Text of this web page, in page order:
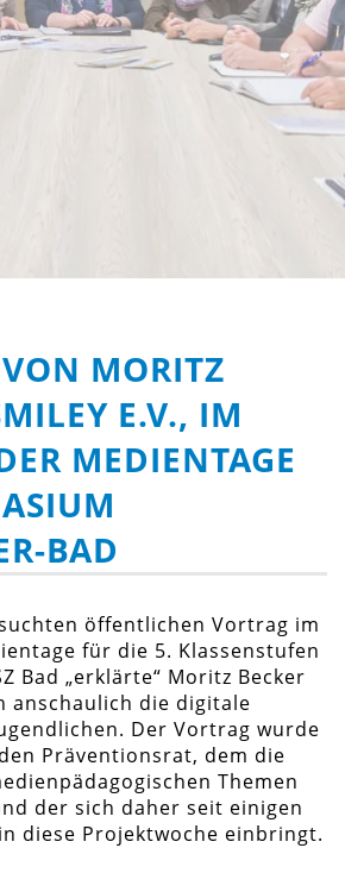
MORITZ
E.V., IM
MEDIENTAGE
BAD
öffentlichen Vortrag im
für die 5. Klassenstufen
Bad „erklärte“ Moritz Becker
anschaulich die digitale
Der Vortrag wurde
Präventionsrat, dem die
Themen
der sich daher seit einigen
diese Projektwoche einbringt.